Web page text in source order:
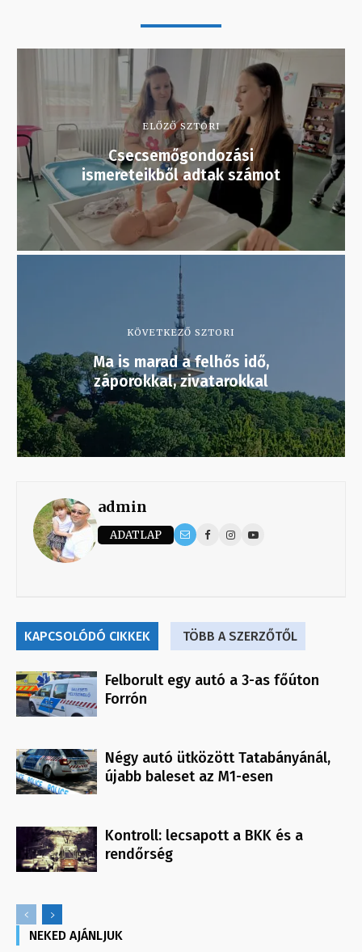
ELŐZŐ SZTORI
Csecsemőgondozási
ismereteikből adtak számot
KÖVETKEZŐ SZTORI
Ma is marad a felhős idő,
záporokkal, zivatarokkal
admin
ADATLAP
KAPCSOLÓDÓ CIKKEK TÖBB A SZERZŐTŐL
Felborult egy autó a 3-as főúton
Forrón
Négy autó ütközött Tatabányánál,
újabb baleset az M1-esen
Kontroll: lecsapott a BKK és a
rendőrség
NEKED AJÁNLJUK